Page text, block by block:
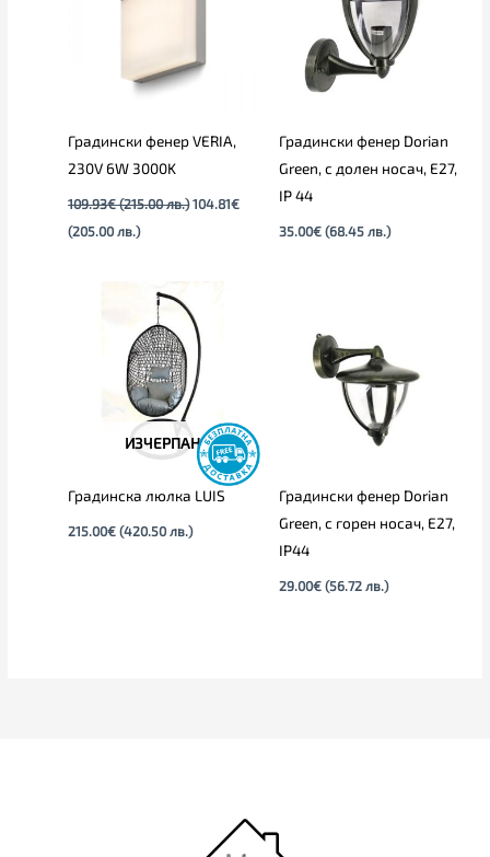
Градински фенер VERIA,
230V 6W 3000K
109.93€ (215.00 лв.) 104.81€
(205.00 лв.)
Градински фенер Dorian
Green, с долен носач, E27,
IP 44
35.00€ (68.45 лв.)
ИЗЧЕРПАН
Градинска люлка LUIS
215.00€ (420.50 лв.)
Градински фенер Dorian
Green, с горен носач, E27,
IP44
29.00€ (56.72 лв.)